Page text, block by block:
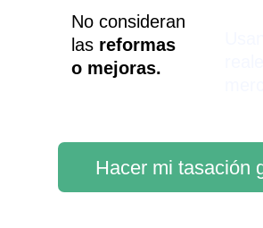
Hacer mi tasación
No consideran
las reformas
o mejoras.